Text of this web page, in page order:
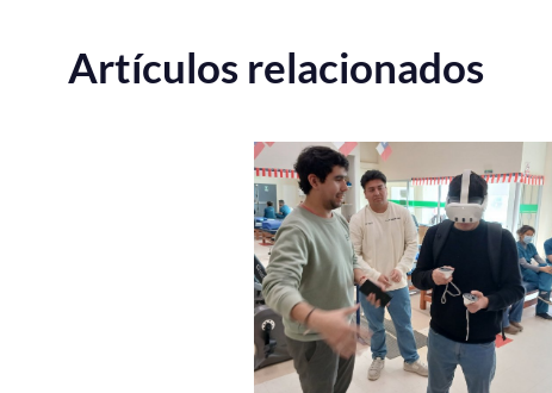
Artículos relacionados